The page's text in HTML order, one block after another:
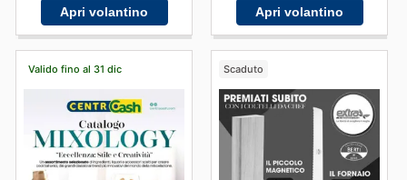
Apri volantino Apri volantino
Valido fino al 31 dic Scaduto